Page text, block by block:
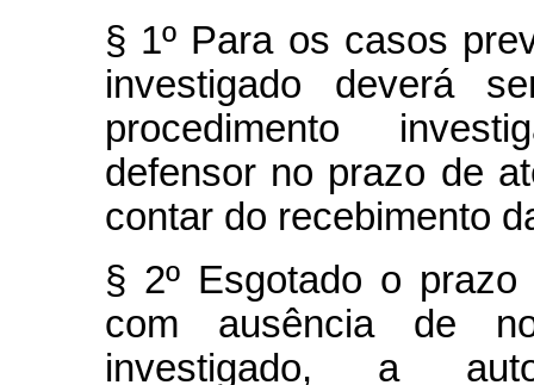
§ 1º Para os casos
investigado deverá
procedimento
defensor no prazo de
contar do recebimento
§ 2º Esgotado o
com ausência de
investigado, a